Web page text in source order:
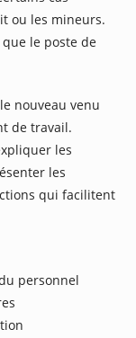
ou les mineurs.
le poste de
nouveau venu
de travail.
les
les
qui facilitent
personnel